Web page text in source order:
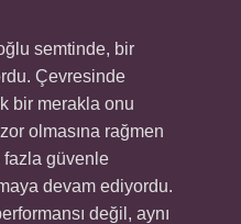
semtinde, bir
Çevresinde
bir merakla onu
olmasına rağmen
fazla güvenle
devam ediyordu.
değil, aynı